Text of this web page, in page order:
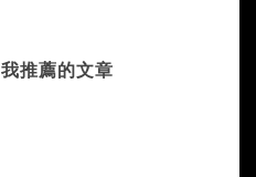
我推薦的文章